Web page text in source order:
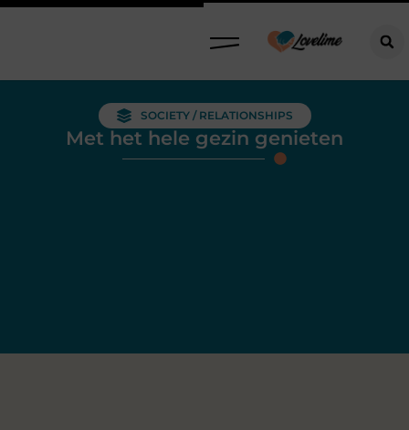
SOCIETY / RELATIONSHIPS
Met het hele gezin genieten